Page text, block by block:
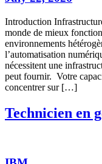
Introduction
monde de mieux
environnements
l’automatisation
nécessitent une
peut fournir. Votre
concentrer sur […]
Technicien en